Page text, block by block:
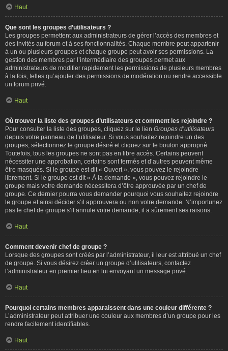
Haut
Que sont les groupes d’utilisateurs ?
Les groupes permettent aux administrateurs de gérer l’accès des membres et
des invités au forum et à ses fonctionnalités. Chaque membre peut appartenir
à un ou plusieurs groupes et chaque groupe peut avoir ses permissions. La
gestion des membres par l’intermédiaire des groupes permet aux
administrateurs de modifier rapidement les permissions de plusieurs membres
à la fois, telles qu’ajouter des permissions de modération ou rendre accessible
un forum privé.
Haut
Où trouver la liste des groupes d’utilisateurs et comment les rejoindre ?
Pour consulter la liste des groupes, cliquez sur le lien Groupes d’utilisateurs
depuis votre panneau de l’utilisateur. Si vous souhaitez rejoindre un des
groupes, sélectionnez le groupe désiré et cliquez sur le bouton approprié.
Toutefois, tous les groupes ne sont pas en libre accès. Certains peuvent
nécessiter une approbation, certains sont fermés et d’autres peuvent même
être masqués. Si le groupe est dit « Ouvert », vous pouvez le rejoindre
librement. Si le groupe est dit « À la demande », vous pouvez rejoindre le
groupe mais votre demande nécessitera d’être approuvée par un chef de
groupe. Ce dernier pourra vous demander pourquoi vous souhaitez rejoindre
le groupe et ainsi décider s’il approuvera ou non votre demande. N’importunez
pas le chef de groupe s’il annule votre demande, il a sûrement ses raisons.
Haut
Comment devenir chef de groupe ?
Lorsque des groupes sont créés par l’administrateur, il leur est attribué un chef
de groupe. Si vous désirez créer un groupe d’utilisateurs, contactez
l’administrateur en premier lieu en lui envoyant un message privé.
Haut
Pourquoi certains membres apparaissent dans une couleur différente ?
L’administrateur peut attribuer une couleur aux membres d’un groupe pour les
rendre facilement identifiables.
Haut